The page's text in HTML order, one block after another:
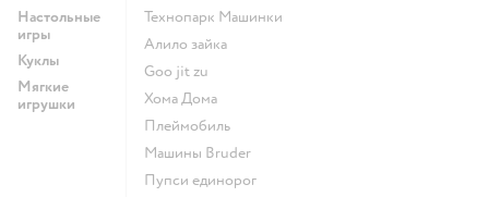
Настольные
игры
Куклы
Мягкие
игрушки
Технопарк Машинки
Алило зайка
Goo jit zu
Хома Дома
Плеймобиль
Машины Bruder
Пупси единорог